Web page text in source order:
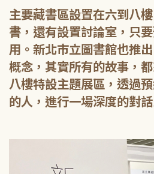
主要藏書區設置在六到八
書，還有設置討論室，只
用。新北市立圖書館也推
概念，其實所有的故事，
八樓特設主題展區，透過
的人，進行一場深度的對話